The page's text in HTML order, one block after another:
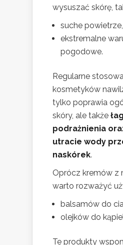
wysuszać skórę,
suche powietrze,
ekstremalne
pogodowe.
Regularne
kosmetyków
tylko poprawia
skóry, ale także
podrażnienia
utracie wody
naskórek.
Oprócz kremów z
warto rozważyć
balsamów do
olejków do
Te produkty